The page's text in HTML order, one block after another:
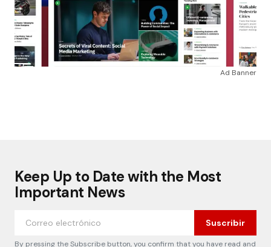
Ad Banner
Keep Up to Date with the Most
Important News
Suscribir
By pressing the Subscribe button, you confirm that you have read and